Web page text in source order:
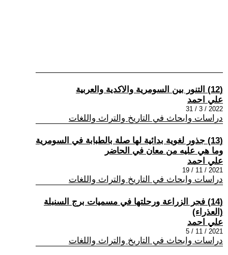
(12) التنور بين السومرية والاكدية والعربية
علي احمد
2022 / 3 / 31
دراسات وابحاث في التاريخ والتراث واللغات
(13) جذور لغوية بدائية لها صلة بالطبابة في السومرية
وما هي عليه من معان في الحاضر
علي احمد
2021 / 11 / 19
دراسات وابحاث في التاريخ والتراث واللغات
(14) فجر الزراعة ورحلتها في مسميات برج السنبلة
(العذراء)
علي احمد
2021 / 11 / 5
دراسات وابحاث في التاريخ والتراث واللغات